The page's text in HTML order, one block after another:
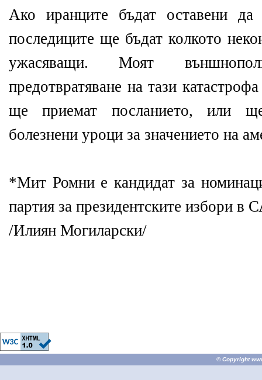
Ако иранците бъдат оставени
последиците ще бъдат колкото
ужасяващи. Моят
предотвратяване на тази
ще приемат посланието, или
болезнени уроци за значението на
*Мит Ромни е кандидат за
партия за президентските избори
/Илиян Могиларски/
© Copyright